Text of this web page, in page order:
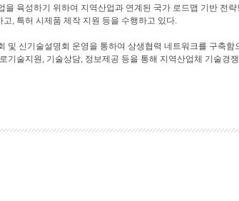
을 육성하기 위하여 지역산업과 연계된 국가 로드맵 기반 전
고, 특허 시제품 제작 지원 등을 수행하고 있다.
및 신기술설명회 운영을 통하여 상생협력 네트워크를 구축
기술지원, 기술상담, 정보제공 등을 통해 지역산업체 기술경